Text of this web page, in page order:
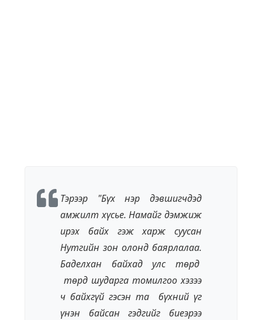
Тэрээр "Бүх нэр дэвшигчдэд
амжилт хүсьe. Намайг дэмжиж
ирэх байх гэж харж суусан
Нутгийн зон олонд баярлалаа.
Бадeлхан байхад улс төрд
төрд шударга томилгоо хэзээ
ч байхгүй гэсэн та бүхний үг
үнэн байсан гэдгийг биeэрээ